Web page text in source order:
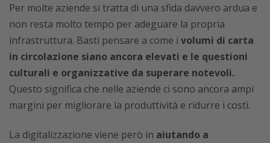
Per molte aziende si tratta di una sfida davvero ardua e
non resta molto tempo per adeguare la propria
infrastruttura. Basti pensare a come i volumi di carta
in circolazione siano ancora elevati e le questioni
culturali e organizzative da superare notevoli.
Questo significa che nelle aziende ci sono ancora ampi
margini per migliorare la produttività e ridurre i costi.
La digitalizzazione viene però in aiutando a